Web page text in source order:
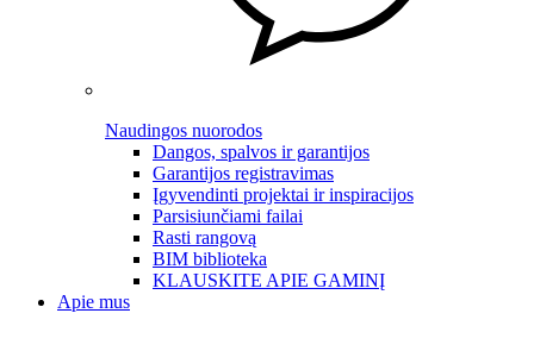
Naudingos nuorodos
Dangos, spalvos ir garantijos
Garantijos registravimas
Įgyvendinti projektai ir inspiracijos
Parsisiunčiami failai
Rasti rangovą
BIM biblioteka
KLAUSKITE APIE GAMINĮ
Apie mus